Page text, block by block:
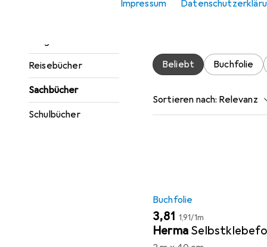
Impressum
Ratgeber
Reisebücher
Sachbücher
Schulbücher
Hier findest du
Beliebt Buchfolie
Sortieren nach: Relevanz
Buchfolie
EUR
3,81 EUR
1,91/1m
Herma